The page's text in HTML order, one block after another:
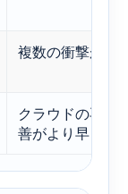
複数の衝撃が同
クラウドの再評
善がより早く実